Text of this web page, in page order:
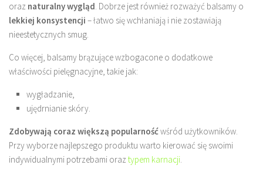
oraz naturalny wygląd. Dobrze jest również rozważyć balsamy o
lekkiej konsystencji – łatwo się wchłaniają i nie zostawiają
nieestetycznych smug.
Co więcej, balsamy brązujące wzbogacone o dodatkowe
właściwości pielęgnacyjne, takie jak:
wygładzanie,
ujędrnianie skóry.
Zdobywają coraz większą popularnośćwśród użytkowników.
Przy wyborze najlepszego produktu warto kierować się swoimi
indywidualnymi potrzebami oraz typem karnacji.